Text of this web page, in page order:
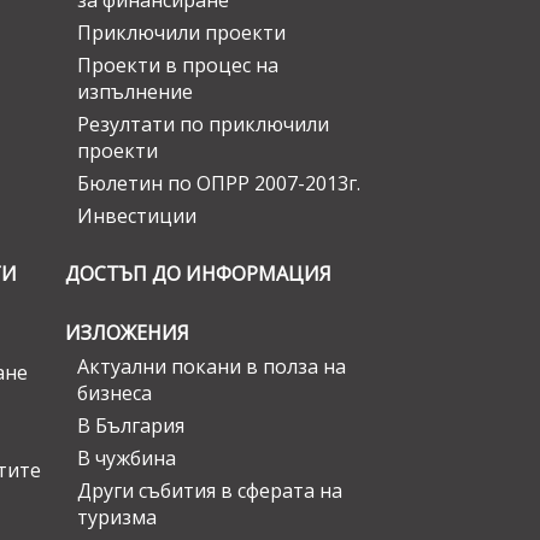
Приключили проекти
Проекти в процес на
изпълнение
Резултати по приключили
проекти
Бюлетин по ОПРР 2007-2013г.
Инвестиции
ДОСТЪП ДО ИНФОРМАЦИЯ
ИЗЛОЖЕНИЯ
Актуални покани в полза на
бизнеса
В България
В чужбина
Други събития в сферата на
туризма